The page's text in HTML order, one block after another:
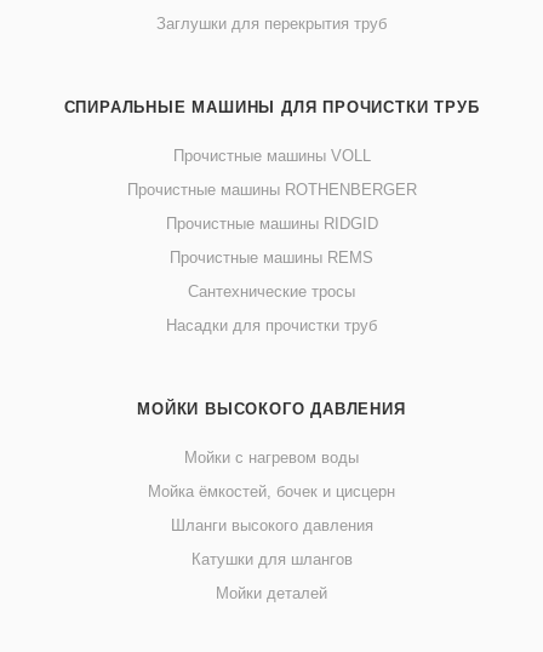
Заглушки для перекрытия труб
СПИРАЛЬНЫЕ МАШИНЫ ДЛЯ ПРОЧИСТКИ ТРУБ
Прочистные машины VOLL
Прочистные машины ROTHENBERGER
Прочистные машины RIDGID
Прочистные машины REMS
Сантехнические тросы
Насадки для прочистки труб
МОЙКИ ВЫСОКОГО ДАВЛЕНИЯ
Мойки с нагревом воды
Мойка ёмкостей, бочек и цисцерн
Шланги высокого давления
Катушки для шлангов
Мойки деталей